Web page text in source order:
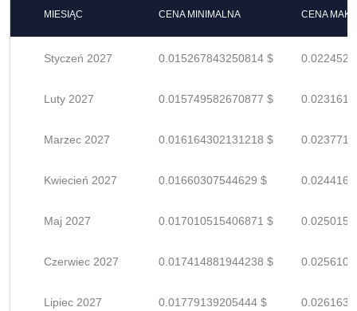
MIESIĄC CENA MINIMALNA CENA
Styczeń 2027 0.015267843250814 $
Luty 2027 0.015749582670877 $
Marzec 2027 0.016164302131218 $
Kwiecień 2027 0.01660307544629 $
Maj 2027 0.017010515406871 $
Czerwiec 2027 0.017414881944238 $
Lipiec 2027 0.01779139205444 $